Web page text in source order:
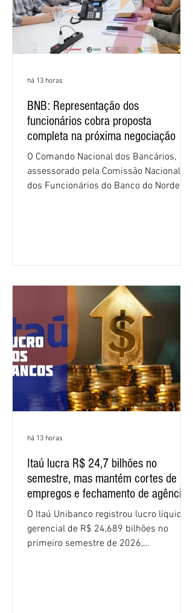
BNB: Representação dos
funcionários cobra proposta
completa na próxima negociação
O Comando Nacional dos Bancários,
assessorado pela Comissão Nacional
dos Funcionários do Banco do Nordeste
negociação encerrou a discussão das
cláusulas econômicas e sindicais da
minuta, e a representação dos
funcionários cobrou que o banco
apresente uma proposta c
há 13 horas
Itaú lucra R$ 24,7 bilhões no
semestre, mas mantém cortes de
empregos e fechamento de agências
O Itaú Unibanco registrou lucro líquido
gerencial de R$ 24,689 bilhões no
primeiro semestre de 2026,
há 13 horas